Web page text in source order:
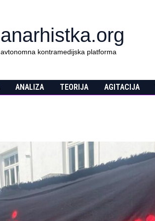
anarhistka.org
avtonomna kontramedijska platforma
ANALIZA TEORIJA AGITACIJA